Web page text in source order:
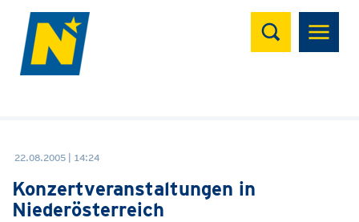
Suchen
22.08.2005 | 14:24
Konzertveranstaltungen in
Niederösterreich